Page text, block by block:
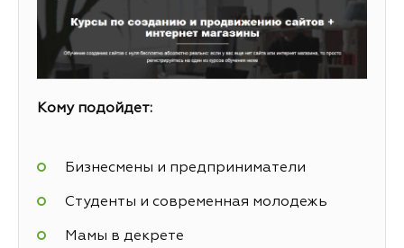
Кому подойдет:
Бизнесмены и предприниматели
Студенты и современная молодежь
Мамы в декрете